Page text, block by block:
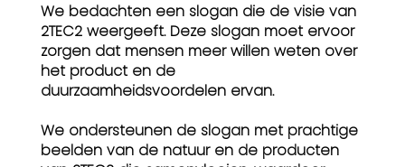
We bedachten een slogan die de visie van
2TEC2 weergeeft. Deze slogan moet ervoor
zorgen dat mensen meer willen weten over
het product en de
duurzaamheidsvoordelen ervan.
We ondersteunen de slogan met prachtige
beelden van de natuur en de producten